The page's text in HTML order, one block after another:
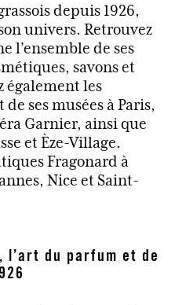
depuis 1926,
univers. Retrouvez
l’ensemble de ses
savons et
également les
de ses musées à Paris,
Garnier, ainsi que
et Èze-Village.
Fragonard à
Nice et Saint-
l’art du parfum et de